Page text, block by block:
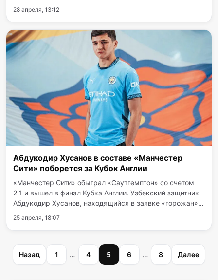
опроса определят, сохранит ли Хусанов свой титул.
28 апреля, 13:12
Абдукодир Хусанов в составе «Манчестер
Сити» поборется за Кубок Англии
«Манчестер Сити» обыграл «Саутгемптон» со счетом
2:1 и вышел в финал Кубка Англии. Узбекский защитник
Абдукодир Хусанов, находящийся в заявке «горожан»,
выигравшим этот престижный трофей. Матч развивался
25 апреля, 18:07
Пагинация
записей
Назад 1 … 4 5 6 … 8 Далее